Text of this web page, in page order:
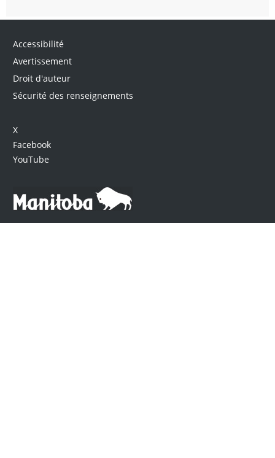
Accessibilité
Avertissement
Droit d'auteur
Sécurité des renseignements
X
Facebook
YouTube